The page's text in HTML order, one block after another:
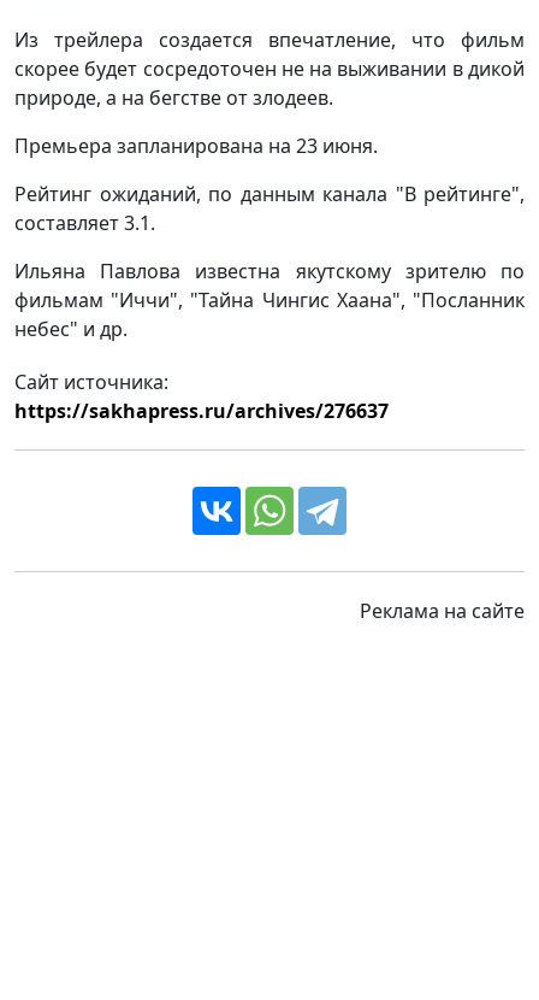
Из трейлера создается впечатление, что фильм
скорее будет сосредоточен не на выживании в дикой
природе, а на бегстве от злодеев.
Премьера запланирована на 23 июня.
Рейтинг ожиданий, по данным канала "В рейтинге",
составляет 3.1.
Ильяна Павлова известна якутскому зрителю по
фильмам "Иччи", "Тайна Чингис Хаана", "Посланник
небес" и др.
Сайт источника:
https://sakhapress.ru/archives/276637
Реклама на сайте